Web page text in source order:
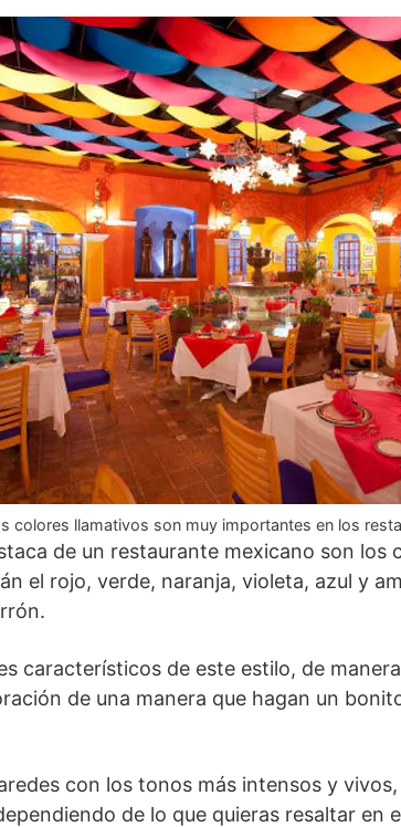
colores llamativos son muy importantes en los
de un restaurante mexicano son los
el rojo, verde, naranja, violeta, azul y
característicos de este estilo, de
de una manera que hagan un
con los tonos más intensos y
de lo que quieras resaltar en